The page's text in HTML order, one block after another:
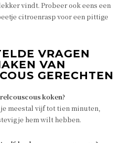
vindt. Probeer ook eens een
citroenrasp voor een pittige
VRAGEN
VAN
GERECHTEN
koken?
meestal vijf tot tien minuten,
je hem wilt hebben.